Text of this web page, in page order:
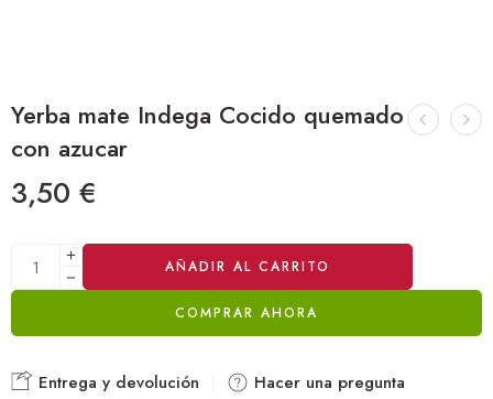
Yerba mate Indega Cocido quemado
con azucar
3,50 €
AÑADIR AL CARRITO
COMPRAR AHORA
Alternative:
Entrega y devolución Hacer una pregunta